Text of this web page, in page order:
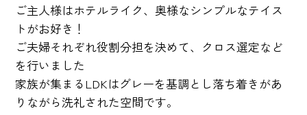
ご主人様はホテルライク、奥様なシンプルなテイス
トがお好き！
ご夫婦それぞれ役割分担を決めて、クロス選定など
を行いました
家族が集まるLDKはグレーを基調とし落ち着きがあ
りながら洗礼された空間です。